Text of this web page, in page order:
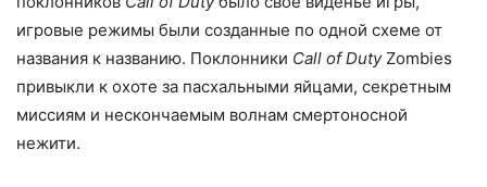
игровые режимы были созданные по одной схеме от
названия к названию. Поклонники Call of DutyZombies
привыкли к охоте за пасхальными яйцами, секретным
миссиям и нескончаемым волнам смертоносной
нежити.